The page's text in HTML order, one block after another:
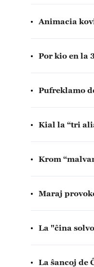
Animacia
Por kio en la
Pufreklamo
Kial la “tri
Krom
Maraj
La "ĉina
La ŝancoj de